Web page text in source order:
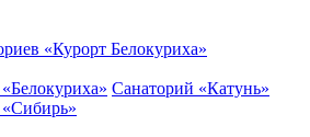
«Курорт Белокуриха»
Санаторий «Катунь»